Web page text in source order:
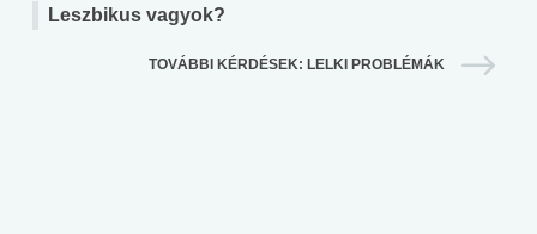
Leszbikus vagyok?
TOVÁBBI KÉRDÉSEK: LELKI PROBLÉMÁK